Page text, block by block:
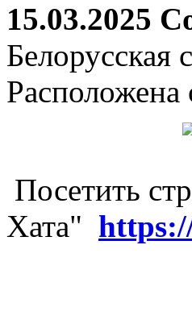
15.03.2025
Белорусская
Посетить
Хата"